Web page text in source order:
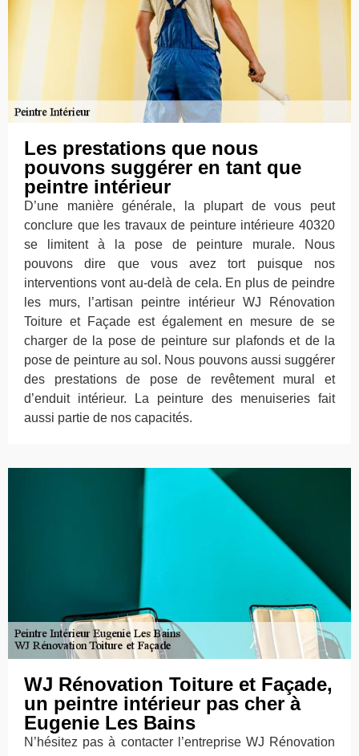
Les prestations que nous
pouvons suggérer en tant que
peintre intérieur
D’une manière générale, la plupart de vous peut
conclure que les travaux de peinture intérieure 40320
se limitent à la pose de peinture murale. Nous
pouvons dire que vous avez tort puisque nos
interventions vont au-delà de cela. En plus de peindre
les murs, l’artisan peintre intérieur WJ Rénovation
Toiture et Façade est également en mesure de se
charger de la pose de peinture sur plafonds et de la
pose de peinture au sol. Nous pouvons aussi suggérer
des prestations de pose de revêtement mural et
d’enduit intérieur. La peinture des menuiseries fait
aussi partie de nos capacités.
WJ Rénovation Toiture et Façade,
un peintre intérieur pas cher à
Eugenie Les Bains
N’hésitez pas à contacter l’entreprise WJ Rénovation